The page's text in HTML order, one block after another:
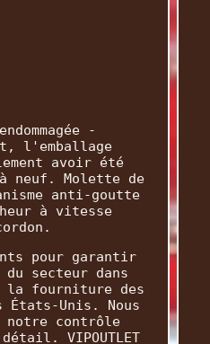
-
l'emballage
avoir été
neuf. Molette de
anti-goutte
à vitesse
pour garantir
secteur dans
la fourniture des
Unis. Nous
notre contrôle
VIPOUTLET